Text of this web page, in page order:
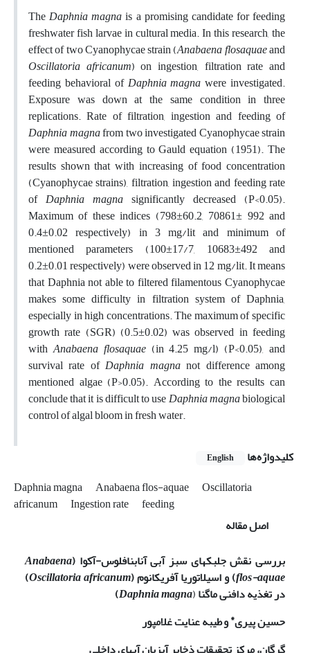
TheDaphnia magnais a promising candidate for feeding
freshwater fish larvae in cultural media. In this research, the
effect of two Cyanophycae strain (Anabaena flosaquaeand
Oscillatoria africanum) on ingestion, filtration rate and
feeding behavioral ofDaphnia magna were investigated.
Exposure was down at the same condition in three
replications. Rate of filtration, ingestion and feeding of
Daphnia magnafrom two investigated Cyanophycae strain
were measured according to Gauld equation (1951). The
results shown that with increasing of food concentration
(Cyanophycaestrains), filtration, ingestion and feeding rate
of Daphnia magna significantly decreased (P<0.05).
Maximum of these indices (798±60.2, 70861± 992 and
0.4±0.02 respectively) in 3 mg/lit and minimum of
mentioned parameters (100±17/7, 10683±492 and
0.2±0.01 respectively) were observed in 12 mg/lit. It means
that Daphnia not able to filtered filamentous Cyanophycae
makes some difficulty in filtration system of Daphnia,
especially in high concentrations. The maximum of specific
growth rate (SGR) (0.5±0.02) was observed in feeding
withAnabaena flosaquae(in 4.25 mg/l) (P<0.05), and
survival rate ofDaphnia magnanot difference among
mentioned algae (P>0.05). According to the results can
conclude that it is difficult to useDaphnia magnabiological
control of algal bloom in fresh water.
کلیدواژه‌ها
English
Daphnia magna Anabaena flos-aquae
Oscillatoria
africanum
Ingestion rate
feeding
اصل مقاله
بررسی نقش جلبکهای سبز آبی آنابنافلوس-آکوا (Anabaena
flos-aquae) و اسیلاتوریا آفریکانوم (Oscillatoria africanum
)
در تغذیه دافنی ماگنا(
Daphnia magna
)
حسین پیری*وطیبه عنایت غلامپور